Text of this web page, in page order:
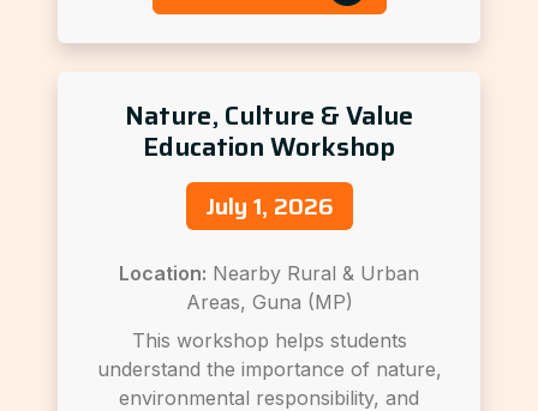
Nature, Culture & Value
Education Workshop
July 1, 2026
Location: Nearby Rural & Urban
Areas, Guna (MP)
This workshop helps students
understand the importance of nature,
environmental responsibility, and